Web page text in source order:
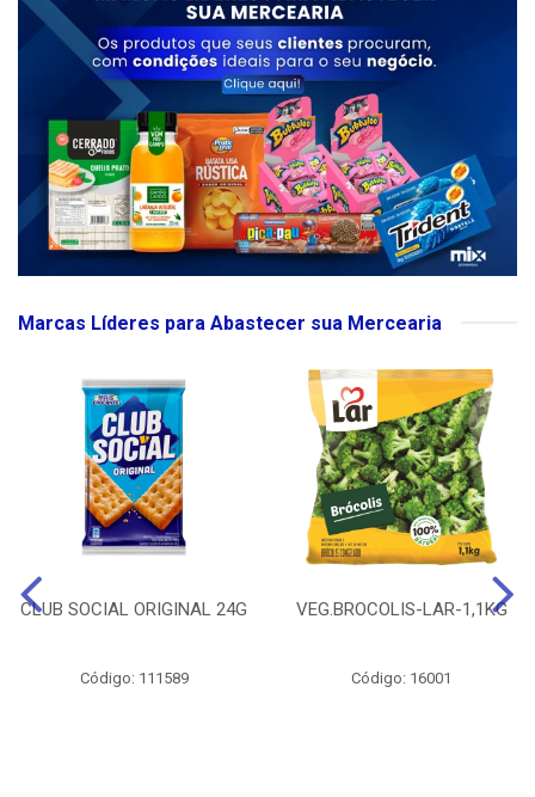
Marcas Líderes para Abastecer sua Mercearia
CLUB SOCIAL ORIGINAL 24G
Código: 111589
VEG.BROCOLIS-LAR-1,1KG
Código: 16001